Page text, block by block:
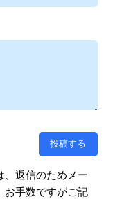
返信のためメー
お手数ですがご記